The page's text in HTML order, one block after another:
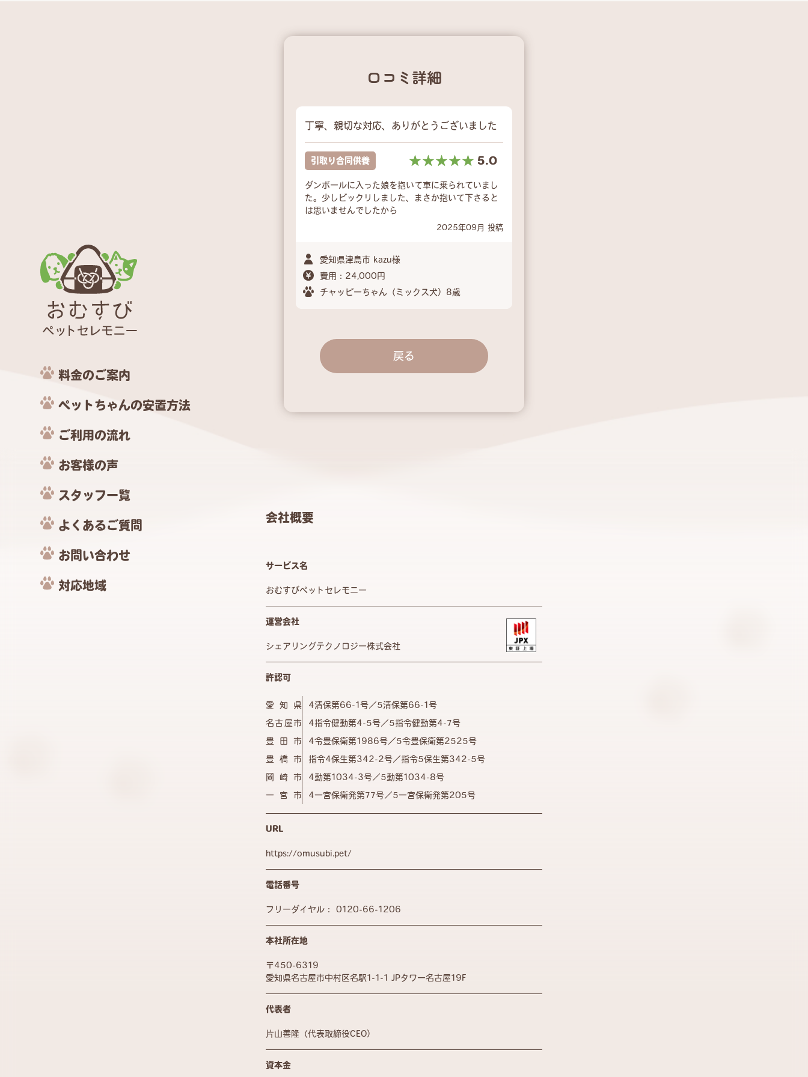
料金のご案内
ペットちゃんの安置方法
ご利用の流れ
お客様の声
スタッフ一覧
よくあるご質問
お問い合わせ
対応地域
口コミ詳細
丁寧、親切な対応、ありがとうございました
引取り合同供養 ☆☆☆☆☆
★★★★★ 5.0
ダンボールに入った娘を抱いて車に乗られていまし
た。少しビックリしました、まさか抱いて下さると
は思いませんでしたから
2025年09月 投稿
愛知県津島市 kazu様
費用：24,000円
チャッピーちゃん（ミックス犬）8歳
戻る
会社概要
サービス名
おむすびペットセレモニー
運営会社
シェアリングテクノロジー株式会社
許認可
愛知県 4清保第66-1号／5清保第66-1号
名古屋市 4指令健動第4-5号／5指令健動第4-7号
豊田市 4令豊保衛第1986号／5令豊保衛第2525号
豊橋市 指令4保生第342-2号／指令5保生第342-5号
岡崎市 4動第1034-3号／5動第1034-8号
一宮市 4一宮保衛発第77号／5一宮保衛発第205号
URL
https://omusubi.pet/
電話番号
フリーダイヤル： 0120-66-1206
本社所在地
〒450-6319
愛知県名古屋市中村区名駅1-1-1 JPタワー名古屋19F
代表者
片山善隆（代表取締役CEO）
資本金